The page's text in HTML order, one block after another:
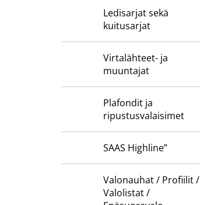
Ledisarjat sekä
kuitusarjat
Virtalähteet- ja
muuntajat
Plafondit ja
ripustusvalaisimet
SAAS Highline”
Valonauhat / Profiilit /
Valolistat /